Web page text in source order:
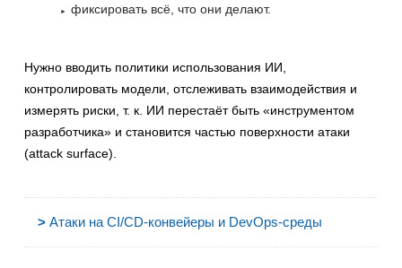
фиксировать всё, что они делают.
Нужно вводить политики использования ИИ,
контролировать модели, отслеживать взаимодействия и
измерять риски, т. к. ИИ перестаёт быть «инструментом
разработчика» и становится частью поверхности атаки
(attack surface).
> Атаки на CI/CD-конвейеры и DevOps-среды